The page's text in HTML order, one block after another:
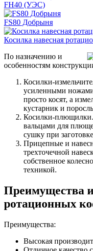
FH40 (УЭС)
FS80 Добрыня
Косилка навесная
По назначению и
особенностям
Косилки-
усиленными
просто косят, а
кустарник и
Косилки-
вальцами для
сушку при
Прицепные и
трехточечной
собственное
техникой.
Преимущества
ротационных
Преимущества:
Высокая